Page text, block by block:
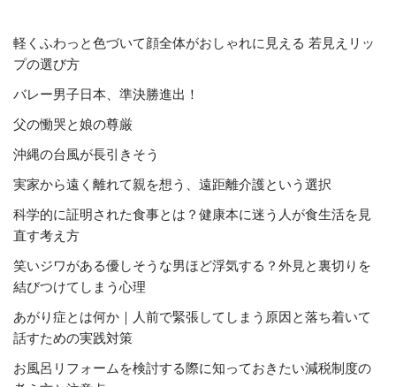
軽くふわっと色づいて顔全体がおしゃれに見える 若見えリッ
プの選び方
バレー男子日本、準決勝進出！
父の慟哭と娘の尊厳
沖縄の台風が長引きそう
実家から遠く離れて親を想う、遠距離介護という選択
科学的に証明された食事とは？健康本に迷う人が食生活を見
直す考え方
笑いジワがある優しそうな男ほど浮気する？外見と裏切りを
結びつけてしまう心理
あがり症とは何か｜人前で緊張してしまう原因と落ち着いて
話すための実践対策
お風呂リフォームを検討する際に知っておきたい減税制度の